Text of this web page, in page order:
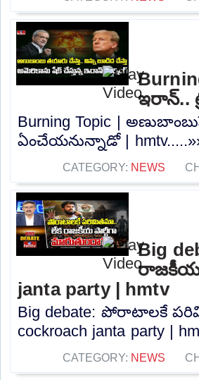
ఇరాన్..
Burning Topic |
ఏంచేయనున్నాడో |
CATEGORY: NEWS
Big
రాజకీయ
janta party | hmtv
Big debate: పోరాటాలకే
cockroach janta party |
CATEGORY: NEWS